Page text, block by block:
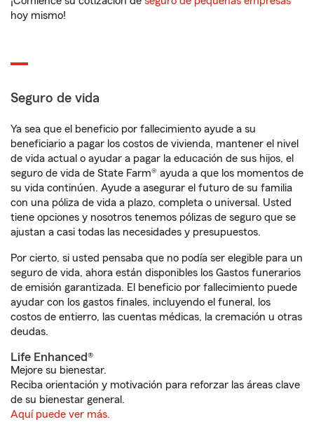
hoy mismo!
Seguro de vida
Ya sea que el beneficio por fallecimiento ayude a su
beneficiario a pagar los costos de vivienda, mantener el nivel
de vida actual o ayudar a pagar la educación de sus hijos, el
seguro de vida de State Farm® ayuda a que los momentos de
su vida continúen. Ayude a asegurar el futuro de su familia
con una póliza de vida a plazo, completa o universal. Usted
tiene opciones y nosotros tenemos pólizas de seguro que se
ajustan a casi todas las necesidades y presupuestos.
Por cierto, si usted pensaba que no podía ser elegible para un
seguro de vida, ahora están disponibles los Gastos funerarios
de emisión garantizada. El beneficio por fallecimiento puede
ayudar con los gastos finales, incluyendo el funeral, los
costos de entierro, las cuentas médicas, la cremación u otras
deudas.
Life Enhanced®
Mejore su bienestar.
Reciba orientación y motivación para reforzar las áreas clave
de su bienestar general.
Aquí puede ver más.